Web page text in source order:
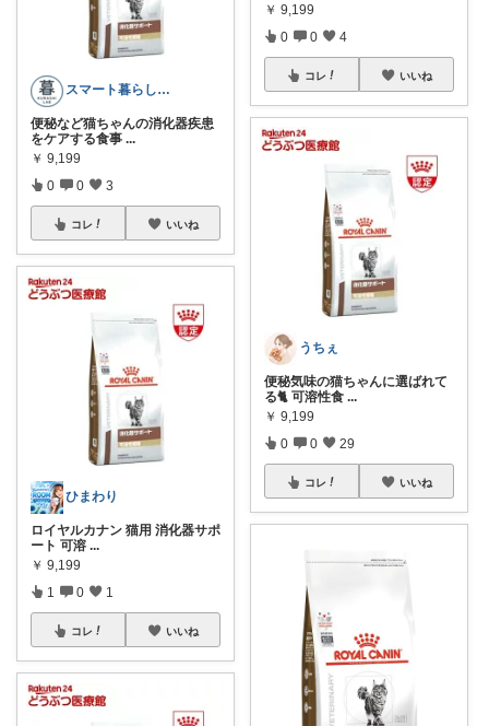
スマート暮らしラボ
便秘など猫ちゃんの消化器疾患
をケアする食事 ...
￥ 9,199
0 0 3
コレ いいね
ひまわり
ロイヤルカナン 猫用 消化器サポ
ート 可溶 ...
￥ 9,199
1 0 1
コレ いいね
￥ 9,199
0 0 4
コレ いいね
うちぇ
便秘気味の猫ちゃんに選ばれて
る🐈 可溶性食 ...
￥ 9,199
0 0 29
コレ いいね